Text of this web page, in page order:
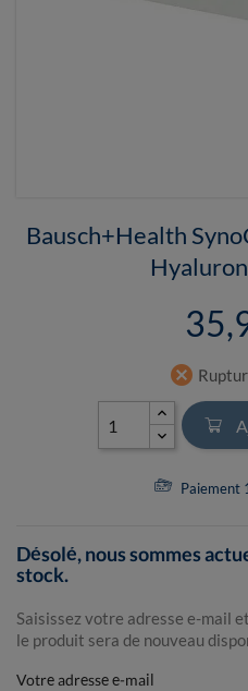
Bausch+Health
cancel
Paiement
Désolé, nous sommes
stock.
Saisissez votre adresse e-mail
le produit sera de nouveau
Votre adresse e-mail